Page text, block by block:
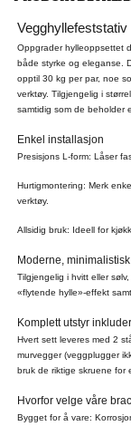
Vegghyllefeststativ
Oppgrader hylleoppsettet
både styrke og eleganse.
opptil 30 kg per par, noe
verktøy. Tilgjengelig i
samtidig som de beholder
Enkel installasjon
Presisjons L-form: Låser
Hurtigmontering: Merk
verktøy.
Allsidig bruk: Ideell for
Moderne,
Tilgjengelig i hvitt eller
«flytende hylle»-effekt
Komplett utstyr
Hvert sett leveres med 2
murvegger (veggplugger
bruk de riktige skruene for
Hvorfor velge våre
Bygget for å vare: